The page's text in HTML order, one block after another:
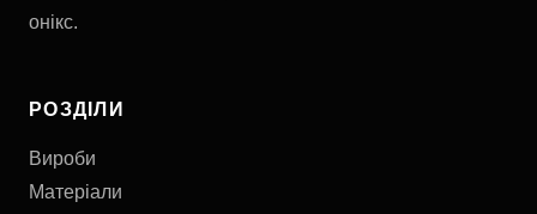
онікс.
РОЗДІЛИ
Вироби
Матеріали